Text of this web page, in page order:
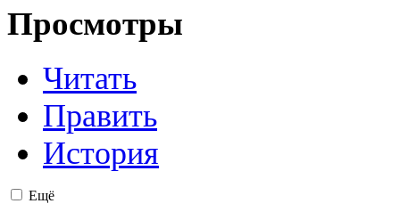
Просмотры
Читать
Править
История
Ещё